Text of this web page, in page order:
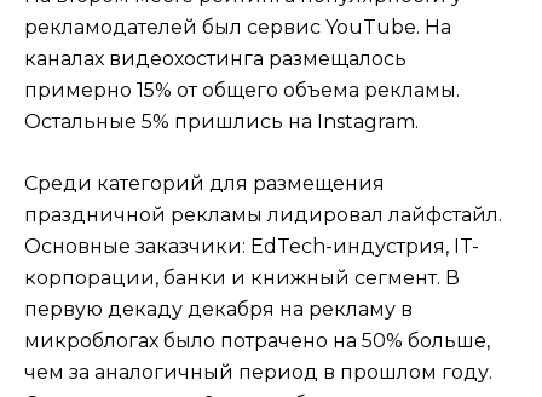
рекламодателей был сервис YouTube. На
каналах видеохостинга размещалось
примерно 15% от общего объема рекламы.
Остальные 5% пришлись на Instagram.
Среди категорий для размещения
праздничной рекламы лидировал лайфстайл.
Основные заказчики: EdTech-индустрия, IT-
корпорации, банки и книжный сегмент. В
первую декаду декабря на рекламу в
микроблогах было потрачено на 50% больше,
чем за аналогичный период в прошлом году.